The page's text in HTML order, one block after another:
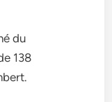
du
138